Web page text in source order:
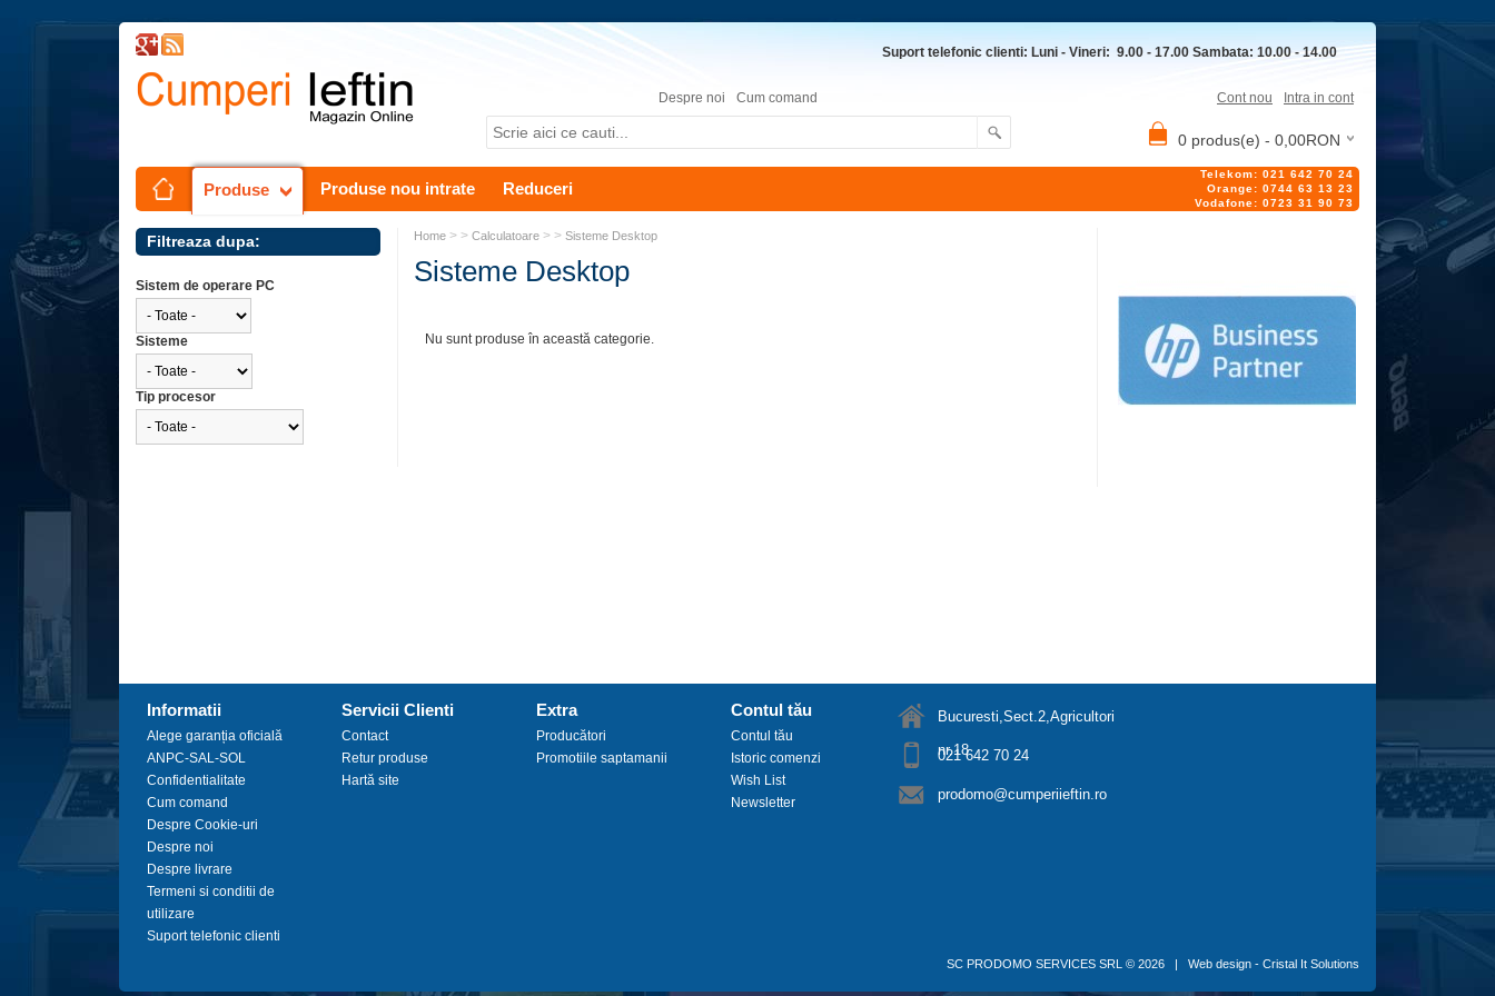
Suport telefonic clienti: Luni - Vineri: 9.00 - 17.00 Sambata: 10.00 - 14.00
Despre noi Cum comand Cont nou Intra in cont
0 produs(e) - 0,00RON
Produse Produse nou intrate Reduceri
Telekom: 021 642 70 24
Orange: 0744 63 13 23
Vodafone: 0723 31 90 73
Filtreaza dupa:
Sistem de operare PC
Sisteme
Tip procesor
Home > > Calculatoare > > Sisteme Desktop
Sisteme Desktop
Nu sunt produse în această categorie.
Informatii
Alege garanția oficială
ANPC-SAL-SOL
Confidentialitate
Cum comand
Despre Cookie-uri
Despre noi
Despre livrare
Termeni si conditii de
utilizare
Suport telefonic clienti
Servicii Clienti
Contact
Retur produse
Hartă site
Extra
Producători
Promotiile saptamanii
Contul tău
Contul tău
Istoric comenzi
Wish List
Newsletter
Bucuresti,Sect.2,Agricultori
nr.18
021 642 70 24
prodomo@cumperiieftin.ro
SC PRODOMO SERVICES SRL © 2026 | Web design - Cristal It Solutions